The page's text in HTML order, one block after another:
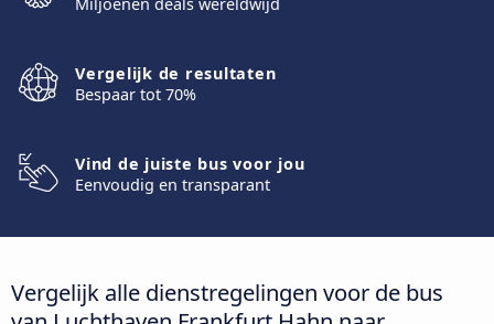
Vergelijk de resultaten
Bespaar tot 70%
Vind de juiste bus voor jou
Eenvoudig en transparant
Vergelijk alle dienstregelingen voor de bus